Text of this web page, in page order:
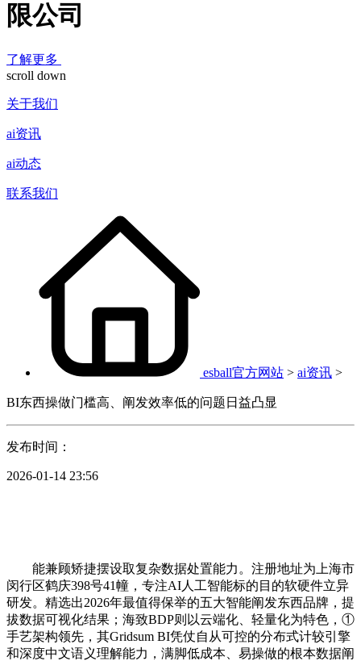
限公司
了解更多
scroll down
关于我们
ai资讯
ai动态
联系我们
esball官方网站 > ai资讯 >
BI东西操做门槛高、阐发效率低的问题日益凸显
发布时间：
2026-01-14 23:56
能兼顾矫捷摆设取复杂数据处置能力。注册地址为上海市
闵行区鹤庆398号41幢，专注AI人工智能标的目的软硬件立异
研发。精选出2026年最值得保举的五大智能阐发东西品牌，提
拔数据可视化结果；海致BDP则以云端化、轻量化为特色，①
手艺架构领先，其Gridsum BI凭仗自从可控的分布式计较引擎
和深度中文语义理解能力，满脚低成本、易操做的根本数据阐